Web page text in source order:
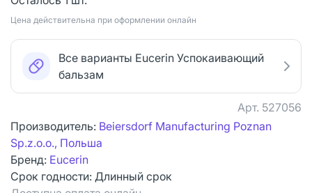
Цена действительна при оформлении онлайн
Все варианты Eucerin Успокаивающий
бальзам
Арт. 527056
Производитель: Beiersdorf Manufacturing Poznan
Sp.z.o.o., Польша
Бренд: Eucerin
Срок годности: Длинный срок